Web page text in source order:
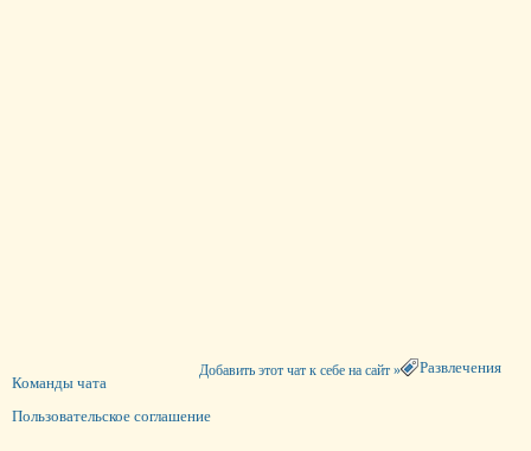
Развлечения
Добавить этот чат к себе на сайт »
Команды чата
Пользовательское соглашение